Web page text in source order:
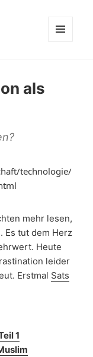
als
technologie/
mehr lesen,
Es tut dem Herz
Heute
leider
Erstmal Sats
1